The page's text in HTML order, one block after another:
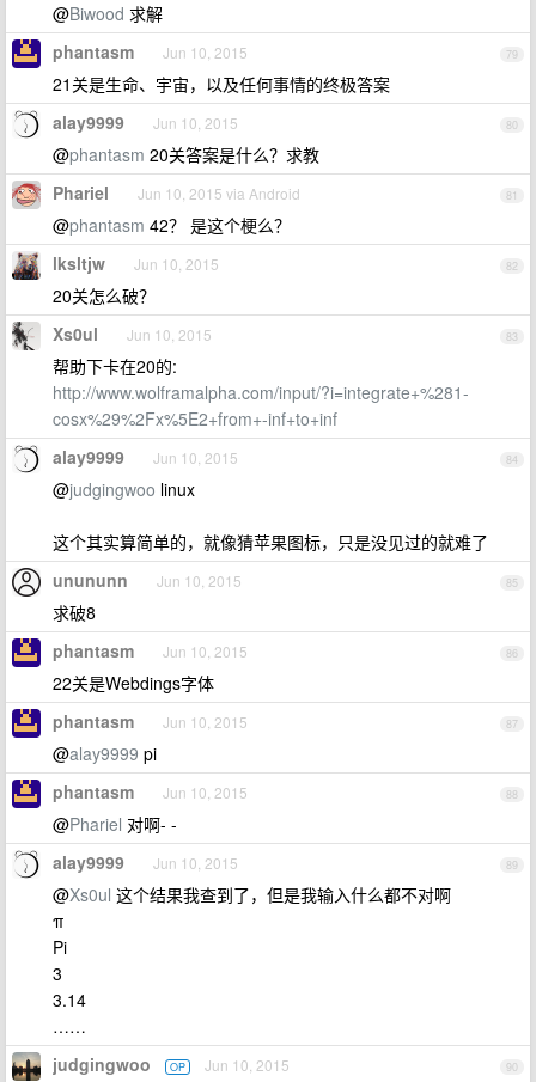
@Biwood 求解
79
phantasm Jun 10, 2015
21关是生命、宇宙，以及任何事情的终极答案
80
alay9999 Jun 10, 2015
@phantasm 20关答案是什么？求教
81
Phariel Jun 10, 2015 via Android
@phantasm 42？ 是这个梗么？
82
lksltjw Jun 10, 2015
20关怎么破？
83
Xs0ul Jun 10, 2015
帮助下卡在20的:
http://www.wolframalpha.com/input/?i=integrate+%281-
cosx%29%2Fx%5E2+from+-inf+to+inf
84
alay9999 Jun 10, 2015
@judgingwoo linux
这个其实算简单的，就像猜苹果图标，只是没见过的就难了
85
unununn Jun 10, 2015
求破8
86
phantasm Jun 10, 2015
22关是Webdings字体
87
phantasm Jun 10, 2015
@alay9999 pi
88
phantasm Jun 10, 2015
@Phariel 对啊- -
89
alay9999 Jun 10, 2015
@Xs0ul 这个结果我查到了，但是我输入什么都不对啊
π
Pi
3
3.14
……
90
judgingwoo OP Jun 10, 2015